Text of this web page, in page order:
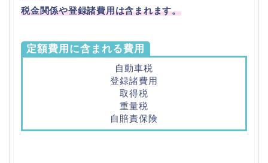
税金関係や登録諸費用は含まれます。
定額費用に含まれる費用
自動車税
登録諸費用
取得税
重量税
自賠責保険